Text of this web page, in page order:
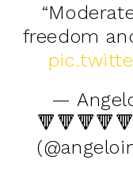
freedom
—